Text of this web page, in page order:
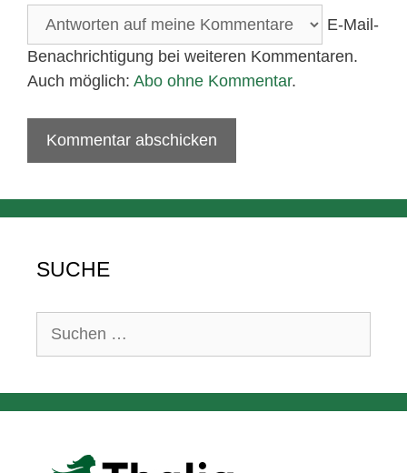
E-Mail-
Benachrichtigung bei weiteren Kommentaren.
Auch möglich: Abo ohne Kommentar.
SUCHE
Suchen